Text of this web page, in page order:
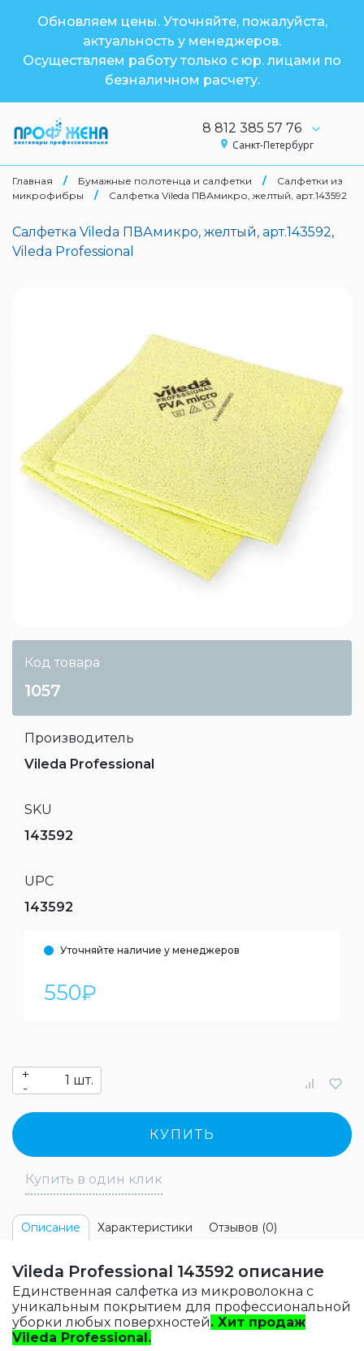
Обновляем цены. Уточняйте, пожалуйста,
актуальность у менеджеров.
Осуществляем работу только с юр. лицами по
безналичном расчету.
8 812 385 57 76
Санкт-Петербург
Главная / Бумажные полотенца и салфетки /
Салфетки из
микрофибры
/ Салфетка Vileda ПВАмикро, желтый, арт.143592
Салфетка Vileda ПВАмикро, желтый, арт.143592,
Vileda Professional
Код товара
1057
Производитель
Vileda Professional
SKU
143592
UPC
143592
Уточняйте наличие у менеджеров
550₽
+
-
шт.
КУПИТЬ
Купить в один клик
Описание Характеристики Отзывов (0)
Vileda Professional 143592 описание
Единственная салфетка из микроволокна с
уникальным покрытием для профессиональной
уборки любых поверхностей. Хит продаж
Vileda Professional.